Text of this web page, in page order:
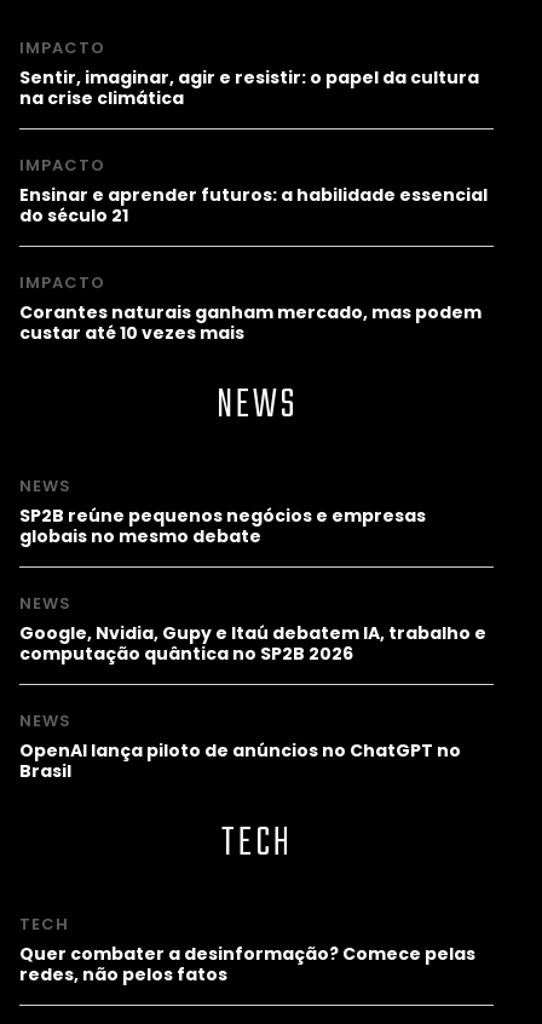
IMPACTO
Sentir, imaginar, agir e resistir: o papel da cultura
na crise climática
IMPACTO
Ensinar e aprender futuros: a habilidade essencial
do século 21
IMPACTO
Corantes naturais ganham mercado, mas podem
custar até 10 vezes mais
NEWS
NEWS
SP2B reúne pequenos negócios e empresas
globais no mesmo debate
NEWS
Google, Nvidia, Gupy e Itaú debatem IA, trabalho e
computação quântica no SP2B 2026
NEWS
OpenAI lança piloto de anúncios no ChatGPT no
Brasil
TECH
TECH
Quer combater a desinformação? Comece pelas
redes, não pelos fatos